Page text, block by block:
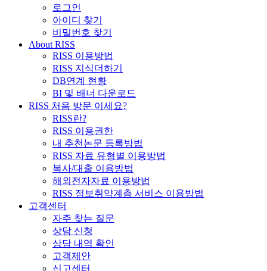
로그인
아이디 찾기
비밀번호 찾기
About RISS
RISS 이용방법
RISS 지식더하기
DB연계 현황
BI 및 배너 다운로드
RISS 처음 방문 이세요?
RISS란?
RISS 이용권한
내 추천논문 등록방법
RISS 자료 유형별 이용방법
복사/대출 이용방법
해외전자자료 이용방법
RISS 정보취약계층 서비스 이용방법
고객센터
자주 찾는 질문
상담 신청
상담 내역 확인
고객제안
신고센터